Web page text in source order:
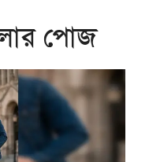
পোজ